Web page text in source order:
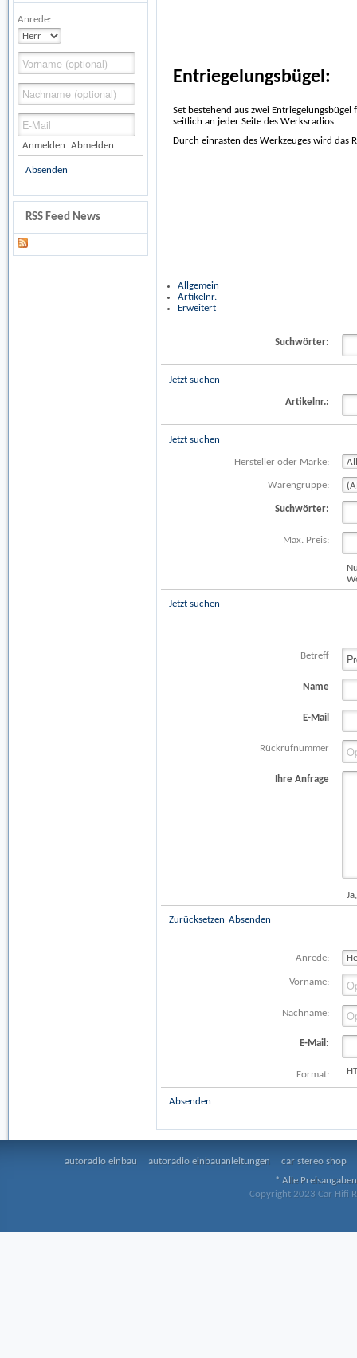
Anrede:
Anmelden Abmelden
Absenden
RSS Feed News
Entriegelungsbügel:
Set bestehend aus zwei
seitlich an jeder Seite des Werksradios.
Durch einrasten des Werkzeuges wird das
Allgemein
Artikelnr.
Erweitert
Suchwörter:
Jetzt suchen
Artikelnr.:
Jetzt suchen
Hersteller oder Marke:
Warengruppe:
Suchwörter:
Max. Preis:
Jetzt suchen
Betreff
Name
E-Mail
Rückrufnummer
Ihre Anfrage
Zurücksetzen Absenden
Anrede:
Vorname:
Nachname:
E-Mail:
Format:
Absenden
autoradio einbau autoradio einbauanleitungen
car stereo shop
* Alle
Copyright 2023 Car Hifi